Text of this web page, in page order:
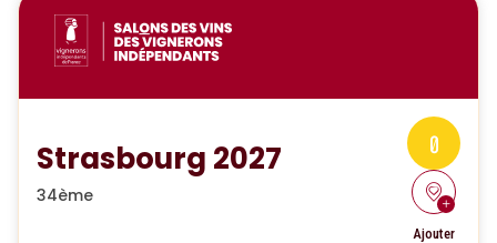
Strasbourg 2027
34ème
0
Ajouter